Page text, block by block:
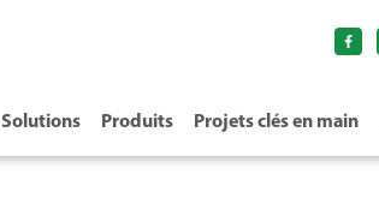
Solutions Produits Projets clés en main